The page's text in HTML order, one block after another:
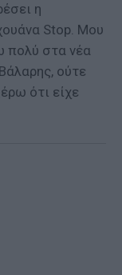
η
Stop. Μου
πολύ στα νέα
ούτε
ότι είχε